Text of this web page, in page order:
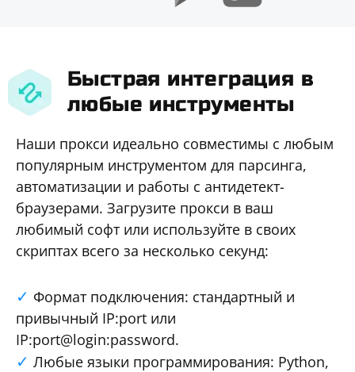
Быстрая интеграция в
любые инструменты
Наши прокси идеально совместимы с любым
популярным инструментом для парсинга,
автоматизации и работы с антидетект-
браузерами. Загрузите прокси в ваш
любимый софт или используйте в своих
скриптах всего за несколько секунд:
Формат подключения: стандартный и
привычный IP:port или
IP:port@login:password.
Любые языки программирования: Python,